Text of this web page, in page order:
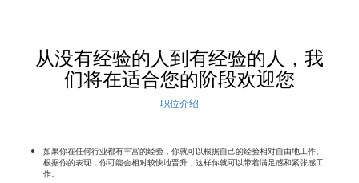
从没有经验的人到有经验的人，我
们将在适合您的阶段欢迎您
职位介绍
如果你在任何行业都有丰富的经验，你就可以根据自己的经验相对自由地工作。
根据你的表现，你可能会相对较快地晋升，这样你就可以带着满足感和紧张感工
作。